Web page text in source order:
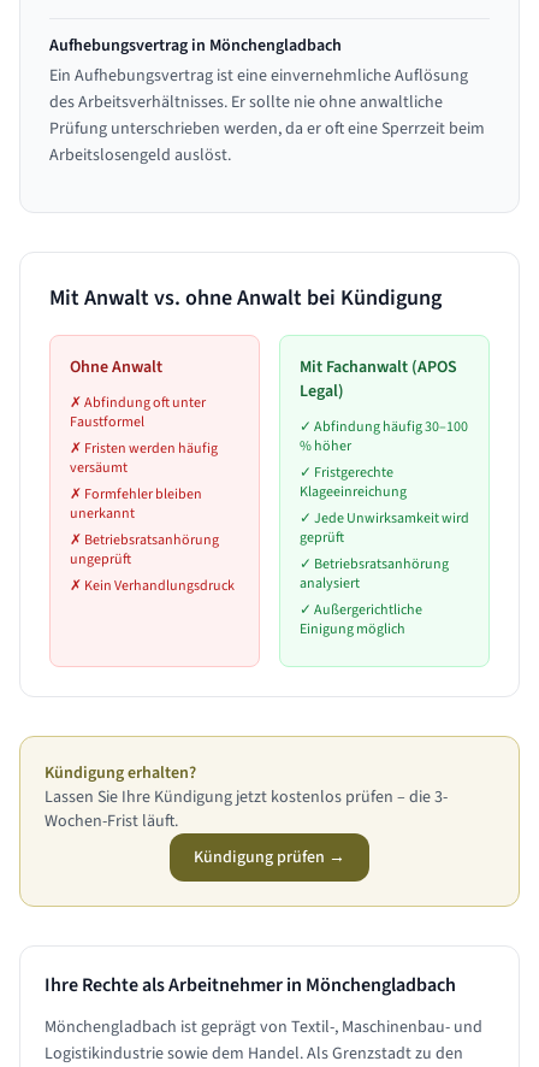
Aufhebungsvertrag in Mönchengladbach
Ein Aufhebungsvertrag ist eine einvernehmliche Auflösung
des Arbeitsverhältnisses. Er sollte nie ohne anwaltliche
Prüfung unterschrieben werden, da er oft eine Sperrzeit beim
Arbeitslosengeld auslöst.
Mit Anwalt vs. ohne Anwalt bei Kündigung
Ohne Anwalt
✗Abfindung oft unter
Faustformel
✗ Fristen werden häufig
versäumt
✗ Formfehler bleiben
unerkannt
✗ Betriebsratsanhörung
ungeprüft
✗ Kein Verhandlungsdruck
Mit Fachanwalt (APOS
Legal)
✓ Abfindung häufig 30–100
% höher
✓ Fristgerechte
Klageeinreichung
✓ Jede Unwirksamkeit wird
geprüft
✓ Betriebsratsanhörung
analysiert
✓ Außergerichtliche
Einigung möglich
Kündigung erhalten?
Lassen Sie Ihre Kündigung jetzt kostenlos prüfen – die 3-
Wochen-Frist läuft.
Kündigung prüfen →
Ihre Rechte als Arbeitnehmer in Mönchengladbach
Mönchengladbach ist geprägt von Textil-, Maschinenbau- und
Logistikindustrie sowie dem Handel. Als Grenzstadt zu den